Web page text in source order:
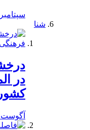
سپتامبر 24, 2019
شنا
در
کشور
آگوست 23, 2019